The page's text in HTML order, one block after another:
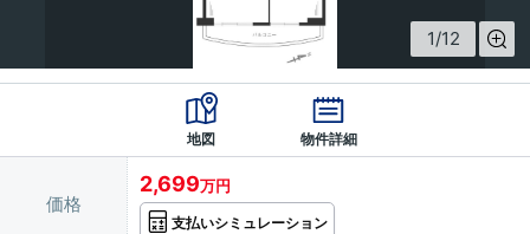
1/12
地図 物件詳細
価格
2,699万円
支払いシミュレーション